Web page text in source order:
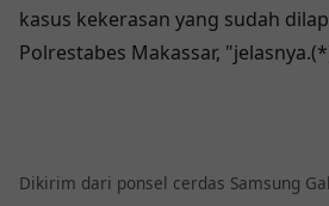
kasus kekerasan yang sudah
Polrestabes Makassar,
Dikirim dari ponsel cerdas Samsung